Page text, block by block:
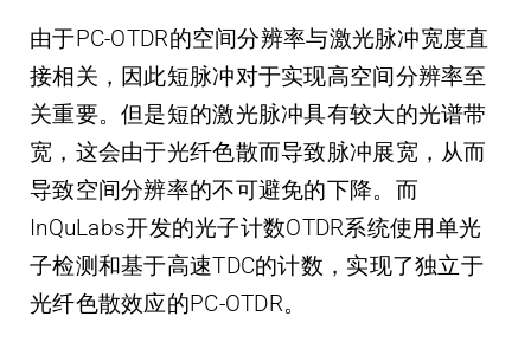
由于PC-OTDR的空间分辨率与激光脉冲宽度直
接相关，因此短脉冲对于实现高空间分辨率至
关重要。但是短的激光脉冲具有较大的光谱带
宽，这会由于光纤色散而导致脉冲展宽，从而
导致空间分辨率的不可避免的下降。而
InQuLabs开发的光子计数OTDR系统使用单光
子检测和基于高速TDC的计数，实现了独立于
光纤色散效应的PC-OTDR。